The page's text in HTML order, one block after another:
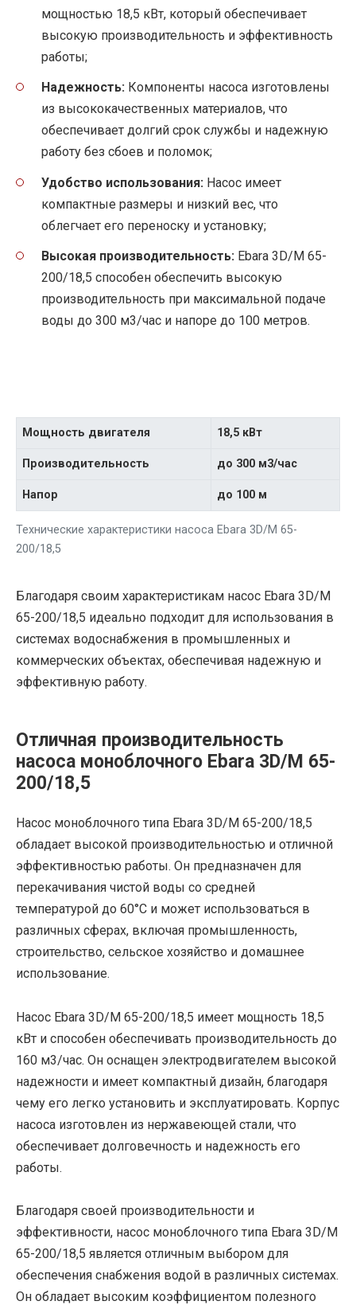
мощностью 18,5 кВт, который обеспечивает
высокую производительность и эффективность
работы;
Надежность: Компоненты насоса изготовлены
из высококачественных материалов, что
обеспечивает долгий срок службы и надежную
работу без сбоев и поломок;
Удобство использования: Насос имеет
компактные размеры и низкий вес, что
облегчает его переноску и установку;
Высокая производительность: Ebara 3D/M 65-
200/18,5 способен обеспечить высокую
производительность при максимальной подаче
воды до 300 м3/час и напоре до 100 метров.
Технические характеристики насоса Ebara 3D/M 65-
200/18,5
Мощность двигателя 18,5 кВт
Производительность до 300 м3/час
Напор до 100 м
Благодаря своим характеристикам насос Ebara 3D/M
65-200/18,5 идеально подходит для использования в
системах водоснабжения в промышленных и
коммерческих объектах, обеспечивая надежную и
эффективную работу.
Отличная производительность
насоса моноблочного Ebara 3D/M 65-
200/18,5
Насос моноблочного типа Ebara 3D/M 65-200/18,5
обладает высокой производительностью и отличной
эффективностью работы. Он предназначен для
перекачивания чистой воды со средней
температурой до 60°C и может использоваться в
различных сферах, включая промышленность,
строительство, сельское хозяйство и домашнее
использование.
Насос Ebara 3D/M 65-200/18,5 имеет мощность 18,5
кВт и способен обеспечивать производительность до
160 м3/час. Он оснащен электродвигателем высокой
надежности и имеет компактный дизайн, благодаря
чему его легко установить и эксплуатировать. Корпус
насоса изготовлен из нержавеющей стали, что
обеспечивает долговечность и надежность его
работы.
Благодаря своей производительности и
эффективности, насос моноблочного типа Ebara 3D/M
65-200/18,5 является отличным выбором для
обеспечения снабжения водой в различных системах.
Он обладает высоким коэффициентом полезного